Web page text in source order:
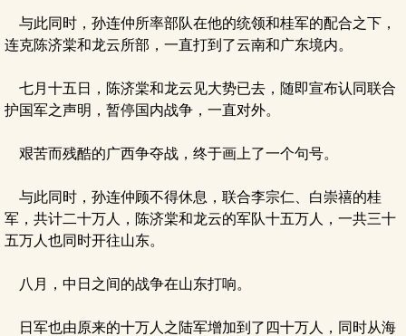
与此同时，孙连仲所率部队在他的统领和桂军的配合之下，
连克陈济棠和龙云所部，一直打到了云南和广东境内。
七月十五日，陈济棠和龙云见大势已去，随即宣布认同联合
护国军之声明，暂停国内战争，一直对外。
艰苦而残酷的广西争夺战，终于画上了一个句号。
与此同时，孙连仲顾不得休息，联合李宗仁、白崇禧的桂
军，共计二十万人，陈济棠和龙云的军队十五万人，一共三十
五万人也同时开往山东。
八月，中日之间的战争在山东打响。
日军也由原来的十万人之陆军增加到了四十万人，同时从海